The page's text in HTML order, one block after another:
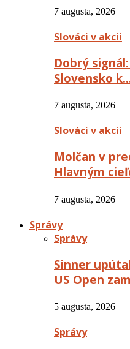
7 augusta, 2026
Slováci v akcii
Dobrý
Slovensko
7 augusta, 2026
Slováci v akcii
Molčan v
Hlavným
7 augusta, 2026
Správy
Správy
Sinner
US Open
5 augusta, 2026
Správy